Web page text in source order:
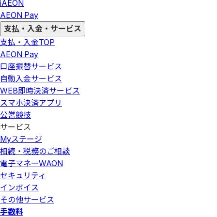
iAEON
AEON Pay
支払・入金・サービス
支払・入金TOP
AEON Pay
口座振替サービス
自動入金サービス
WEB即時決済サービス
スマホ決済アプリ
公営競技
サービス
Myステージ
相続・税務のご相談
電子マネーWAON
セキュリティ
インボイス
その他サービス
手数料